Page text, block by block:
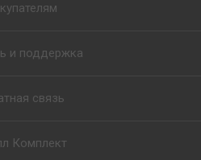
и поддержка
связь
Комплект